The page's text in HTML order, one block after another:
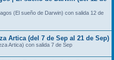
(El sueño de Darwin) con salida 12 de
Artica (del 7 de Sep al 21 de Sep)
Artica) con salida 7 de Sep